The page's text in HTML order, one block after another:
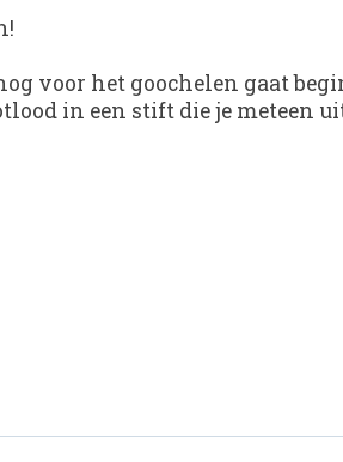
voor het goochelen gaat
in een stift die je meteen